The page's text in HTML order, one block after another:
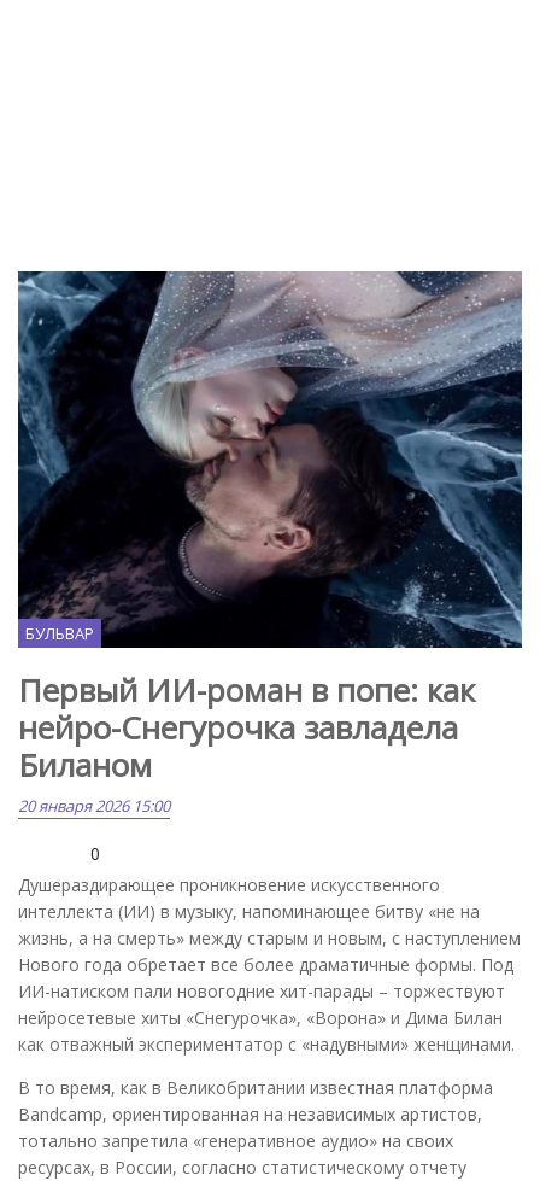
БУЛЬВАР
Первый ИИ-роман в попе: как
нейро-Снегурочка завладела
Биланом
20 января 2026 15:00
0
Душераздирающее проникновение искусственного
интеллекта (ИИ) в музыку, напоминающее битву «не на
жизнь, а на смерть» между старым и новым, с наступлением
Нового года обретает все более драматичные формы. Под
ИИ-натиском пали новогодние хит-парады – торжествуют
нейросетевые хиты «Снегурочка», «Ворона» и Дима Билан
как отважный экспериментатор с «надувными» женщинами.
В то время, как в Великобритании известная платформа
Bandcamp, ориентированная на независимых артистов,
тотально запретила «генеративное аудио» на своих
ресурсах, в России, согласно статистическому отчету